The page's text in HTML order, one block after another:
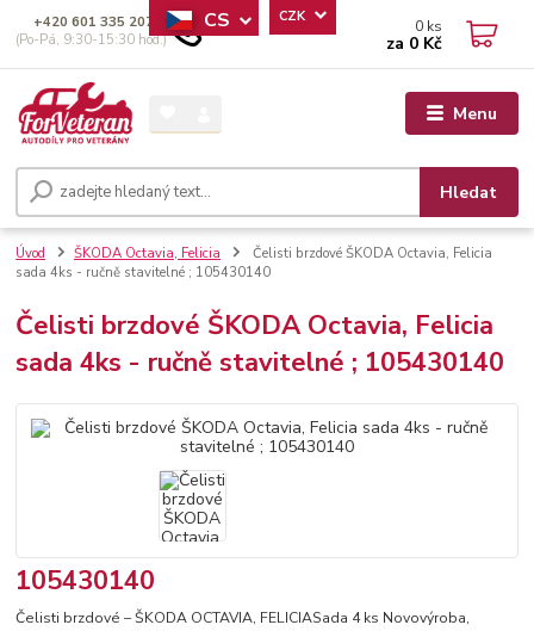
Menu
CS CZK
Hledat
+420 601 335 207
(Po-Pá, 9:30-15:30 hod.)
0 ks
za 0 Kč
Úvod ŠKODA Octavia, Felicia
Čelisti brzdové ŠKODA Octavia, Felicia
sada 4ks - ručně stavitelné ; 105430140
Čelisti brzdové ŠKODA Octavia, Felicia
sada 4ks - ručně stavitelné ; 105430140
105430140
Čelisti brzdové – ŠKODA OCTAVIA, FELICIASada 4 ks Novovýroba,